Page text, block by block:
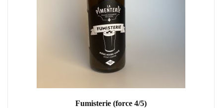
Fumisterie (force 4/5)